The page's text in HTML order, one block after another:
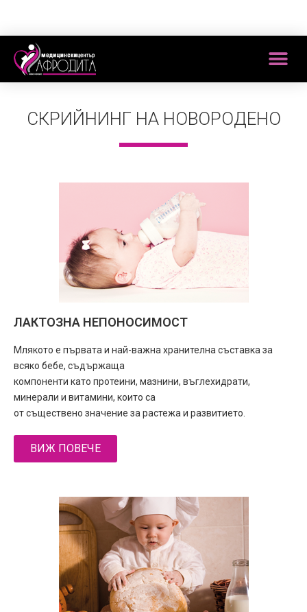
СКРИЙНИНГ НА НОВОРОДЕНО
ЛАКТОЗНА НЕПОНОСИМОСТ
Млякото е първата и най-важна хранителна съставка за
всяко бебе, съдържаща
компоненти като протеини, мазнини, въглехидрати,
минерали и витамини, които са
от съществено значение за растежа и развитието.
ВИЖ ПОВЕЧЕ